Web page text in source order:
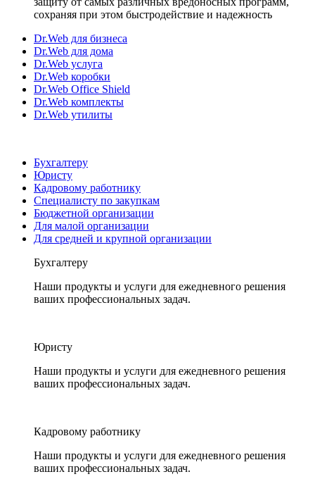
сохраняя при этом быстродействие и надежность
Dr.Web для бизнеса
Dr.Web для дома
Dr.Web услуга
Dr.Web коробки
Dr.Web Office Shield
Dr.Web комплекты
Dr.Web утилиты
Бухгалтеру
Юристу
Кадровому работнику
Специалисту по закупкам
Бюджетной организации
Для малой организации
Для средней и крупной организации
Бухгалтеру
Наши продукты и услуги для ежедневного решения
ваших профессиональных задач.
Юристу
Наши продукты и услуги для ежедневного решения
ваших профессиональных задач.
Кадровому работнику
Наши продукты и услуги для ежедневного решения
ваших профессиональных задач.